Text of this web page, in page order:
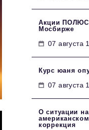
Акции ПОЛЮС
Мосбирже
07 августа
Курс юаня
07 августа
О ситуации
коррекция